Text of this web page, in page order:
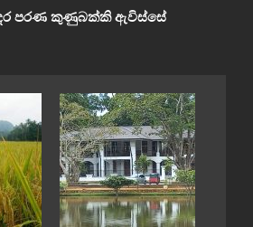
පරණ කුණුබක්කි ඇවිස්සේ